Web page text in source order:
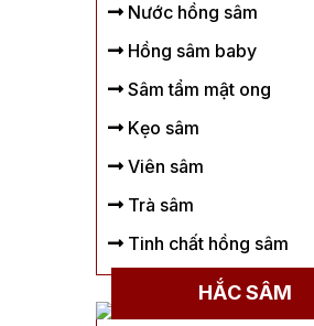
Nước hồng sâm
Hồng sâm baby
Sâm tẩm mật ong
Kẹo sâm
Viên sâm
Trà sâm
Tinh chất hồng sâm
HẮC SÂM